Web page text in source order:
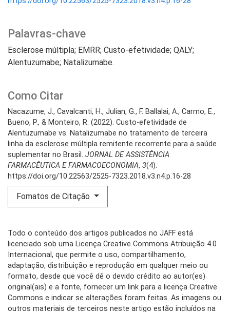
Palavras-chave
Esclerose múltipla; EMRR; Custo-efetividade; QALY;
Alentuzumabe; Natalizumabe.
Como Citar
Nacazume, J., Cavalcanti, H., Julian, G., F. Ballalai, A., Carmo, E.,
Bueno, P., & Monteiro, R. (2022). Custo-efetividade de
Alentuzumabe vs. Natalizumabe no tratamento de terceira
linha da esclerose múltipla remitente recorrente para a saúde
suplementar no Brasil. JORNAL DE ASSISTÊNCIA
FARMACÊUTICA E FARMACOECONOMIA, 3(4).
https://doi.org/10.22563/2525-7323.2018.v3.n4.p.16-28
Fomatos de Citação
Todo o conteúdo dos artigos publicados no JAFF está
licenciado sob uma Licença Creative Commons Atribuição 4.0
Internacional, que permite o uso, compartilhamento,
adaptação, distribuição e reprodução em qualquer meio ou
formato, desde que você dê o devido crédito ao autor(es)
original(ais) e a fonte, fornecer um link para a licença Creative
Commons e indicar se alterações foram feitas. As imagens ou
outros materiais de terceiros neste artigo estão incluídos na